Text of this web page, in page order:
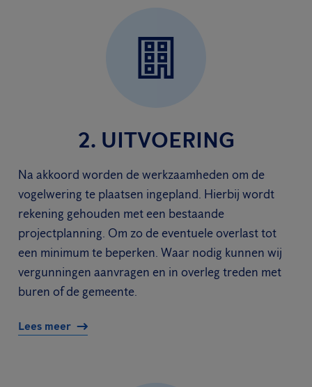
2. UITVOERING
Na akkoord worden de werkzaamheden om de
vogelwering te plaatsen ingepland. Hierbij wordt
rekening gehouden met een bestaande
projectplanning. Om zo de eventuele overlast tot
een minimum te beperken. Waar nodig kunnen wij
vergunningen aanvragen en in overleg treden met
buren of de gemeente.
Lees meer